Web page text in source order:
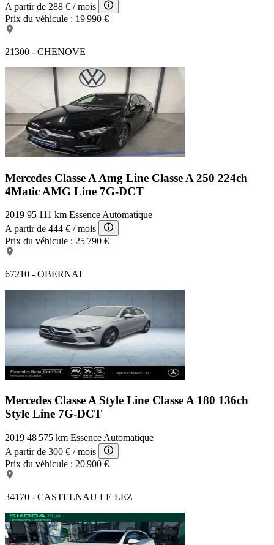
A partir de 288 € / mois
Prix du véhicule : 19 990 €
21300 - CHENOVE
Mercedes Classe A Amg Line Classe A 250 224ch
4Matic AMG Line 7G-DCT
2019 95 111 km Essence Automatique
A partir de 444 € / mois
Prix du véhicule : 25 790 €
67210 - OBERNAI
Mercedes Classe A Style Line Classe A 180 136ch
Style Line 7G-DCT
2019 48 575 km Essence Automatique
A partir de 300 € / mois
Prix du véhicule : 20 900 €
34170 - CASTELNAU LE LEZ